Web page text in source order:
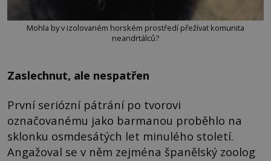
Mohla by v izolovaném horském prostředí přežívat komunita
neandrtálců?
Zaslechnut, ale nespatřen
První seriózní pátrání po tvorovi
označovanému jako barmanou proběhlo na
sklonku osmdesátých let minulého století.
Angažoval se v něm zejména španělský zoolog